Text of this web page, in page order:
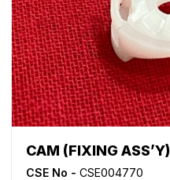
CAM (FIXING ASS’Y)
CSE No - CSE004770